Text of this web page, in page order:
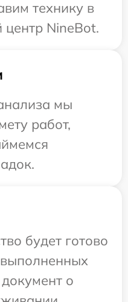
технику в
центр NineBot.
мы
работ,
будет готово
о